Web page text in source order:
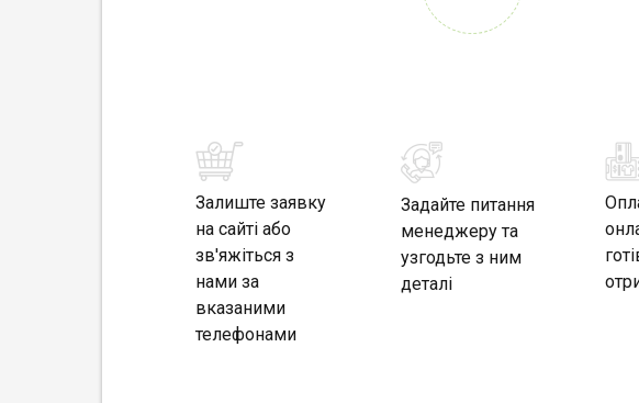
Залиште заявку
на сайті або
зв'яжіться з
нами за
вказаними
телефонами
Задайте питання
менеджеру та
узгодьте з ним
деталі